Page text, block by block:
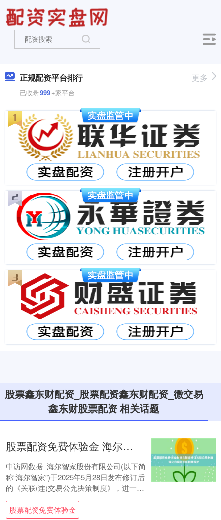
正规配资平台排行
已收录999+家平台
更多
股票鑫东财配资_股票配资鑫东财配资_微交易
鑫东财股票配资 相关话题
股票配资免费体验金 海尔智家修订关联交易制度 强化合规与股东利益保护
中访网数据 海尔智家股份有限公司(以下简
称“海尔智家”)于2025年5月28日发布修订后
的《关联(连)交易公允决策制度》，进一步
规范公司与关联方的交易行为，确....
股票配资免费体验金